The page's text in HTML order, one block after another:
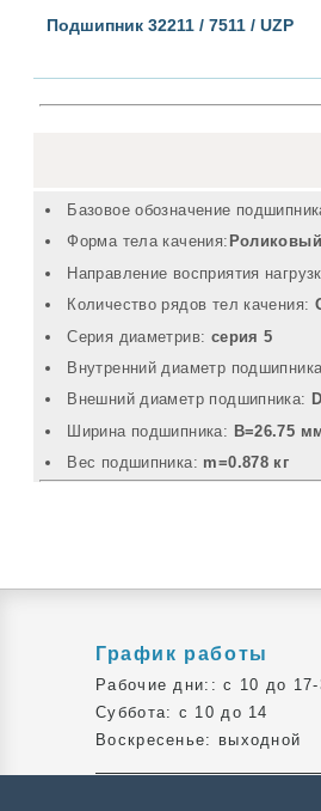
Подшипник 32211 / 7511 / UZP
Базовое обозначение
Форма тела качения:
Направление восприятия
Количество рядов тел качения:
Серия диаметрив: серия 5
Внутренний диаметр
Внешний диаметр подшипника:
Ширина подшипника: B=26.75
Вec подшипника: m=0.878 кг
График работы
Рабочие дни:: c 10 до 17-
Суббота: c 10 до 14
Воскресенье: выходной